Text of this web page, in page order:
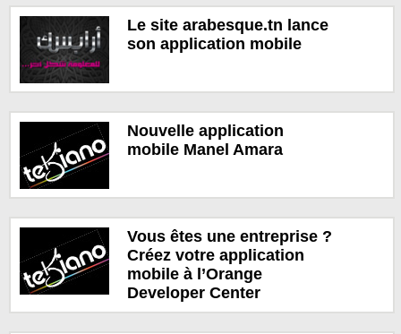
Le site arabesque.tn lance
son application mobile
Nouvelle application
mobile Manel Amara
Vous êtes une entreprise ?
Créez votre application
mobile à l’Orange
Developer Center